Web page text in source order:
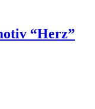
“Herz”